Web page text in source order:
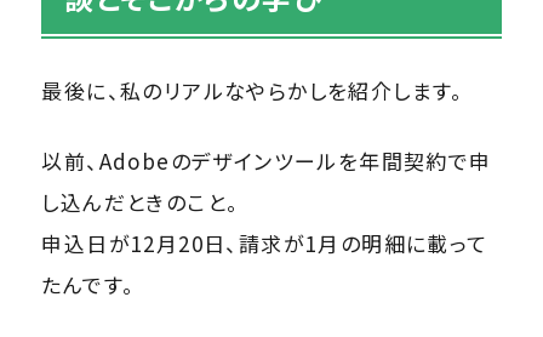
最後に、私のリアルなやらかしを紹介します。
以前、Adobeのデザインツールを年間契約で申
し込んだときのこと。
申込日が12月20日、請求が1月の明細に載って
たんです。